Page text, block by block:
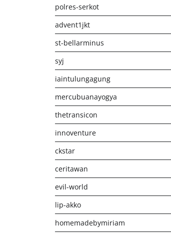
polres-serkot
advent1jkt
st-bellarminus
syj
iaintulungagung
mercubuanayogya
thetransicon
innoventure
ckstar
ceritawan
evil-world
lip-akko
homemadebymiriam